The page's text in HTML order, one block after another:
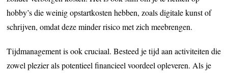
hobby’s die weinig opstartkosten hebben, zoals digitale kunst of
schrijven, omdat deze minder risico met zich meebrengen.
Tijdmanagement is ook cruciaal. Besteed je tijd aan activiteiten die
zowel plezier als potentieel financieel voordeel opleveren. Als je